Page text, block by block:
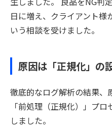
日に増え、クライアント様
いう相談を受けました。
原因は「正規化」の
徹底的なログ解析の結果、
「前処理（正規化）」プ
しました。